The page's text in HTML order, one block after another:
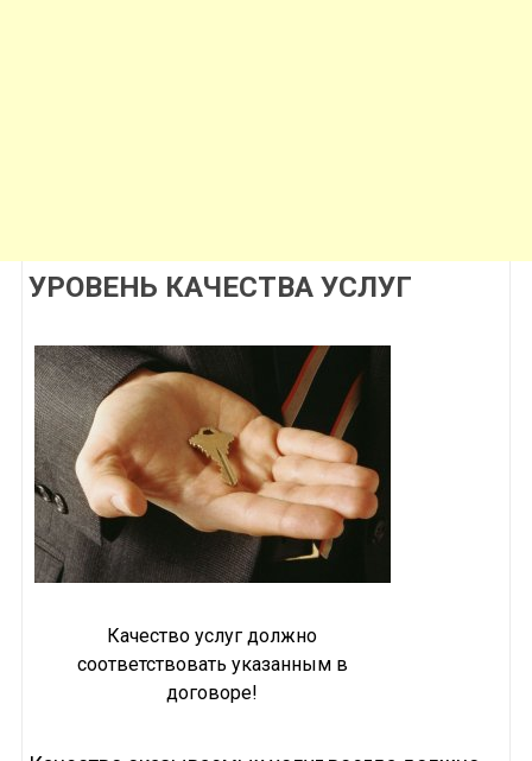
УРОВЕНЬ КАЧЕСТВА УСЛУГ
Качество услуг должно
соответствовать указанным в
договоре!